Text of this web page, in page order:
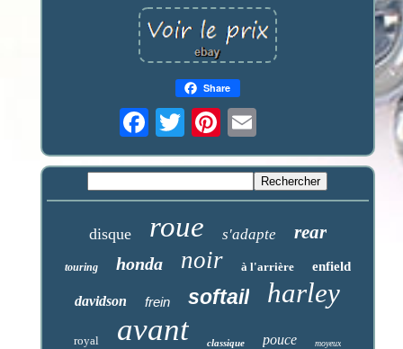
Share
disque roue s'adapte rear
touring honda noir à l'arrière enfield
davidson frein softail harley
royal avant classique pouce moyeux